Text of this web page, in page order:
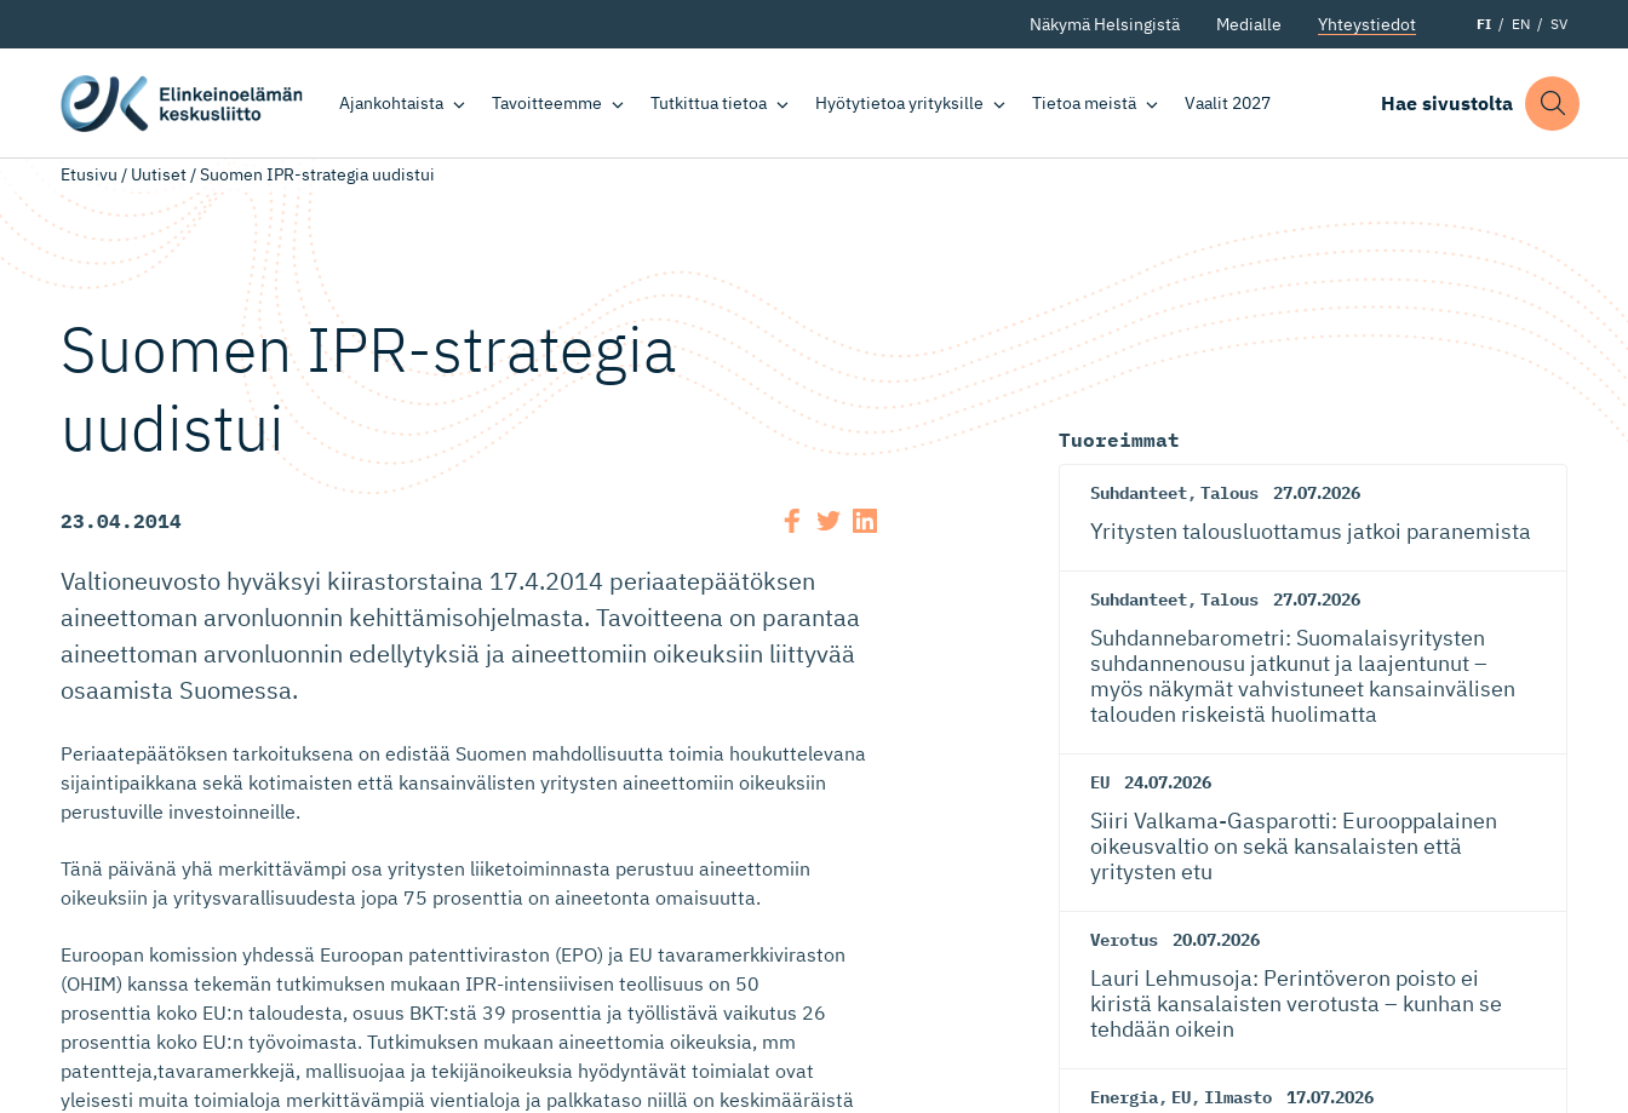
Näkymä Helsingistä Medialle Yhteystiedot FI EN SV
Ajankohtaista Tavoitteemme Tutkittua tietoa Hyötytietoa yrityksille Tietoa meistä Vaalit 2027 Hae sivustolta
Etusivu / Uutiset/Suomen IPR-strategia uudistui
Suomen IPR-strategia
uudistui
23.04.2014
Valtioneuvosto hyväksyi kiirastorstaina 17.4.2014 periaatepäätöksen
aineettoman arvonluonnin kehittämisohjelmasta. Tavoitteena on parantaa
aineettoman arvonluonnin edellytyksiä ja aineettomiin oikeuksiin liittyvää
osaamista Suomessa.
Periaatepäätöksen tarkoituksena on edistää Suomen mahdollisuutta toimia houkuttelevana
sijaintipaikkana sekä kotimaisten että kansainvälisten yritysten aineettomiin oikeuksiin
perustuville investoinneille.
Tänä päivänä yhä merkittävämpi osa yritysten liiketoiminnasta perustuu aineettomiin
oikeuksiin ja yritysvarallisuudesta jopa 75 prosenttia on aineetonta omaisuutta.
Euroopan komission yhdessä Euroopan patenttiviraston (EPO) ja EU tavaramerkkiviraston
(OHIM) kanssa tekemän tutkimuksen mukaan IPR-intensiivisen teollisuus on 50
prosenttia koko EU:n taloudesta, osuus BKT:stä 39 prosenttia ja työllistävä vaikutus 26
prosenttia koko EU:n työvoimasta. Tutkimuksen mukaan aineettomia oikeuksia, mm
patentteja,tavaramerkkejä, mallisuojaa ja tekijänoikeuksia hyödyntävät toimialat ovat
yleisesti muita toimialoja merkittävämpiä vientialoja ja palkkataso niillä on keskimääräistä
Tuoreimmat
Suhdanteet, Talous 27.07.2026
Yritysten talousluottamus jatkoi paranemista
Suhdanteet, Talous 27.07.2026
Suhdanneba­ro­metri: Suomalaisy­ri­tysten
suhdannenousu jatkunut ja laajentunut –
myös näkymät vahvistuneet kansainvälisen
talouden riskeistä huolimatta
EU 24.07.2026
Siiri Valkama-Gas­pa­rotti: Eurooppalainen
oikeusvaltio on sekä kansalaisten että
yritysten etu
Verotus 20.07.2026
Lauri Lehmusoja: Perintöveron poisto ei
kiristä kansalaisten verotusta – kunhan se
tehdään oikein
Energia, EU, Ilmasto 17.07.2026